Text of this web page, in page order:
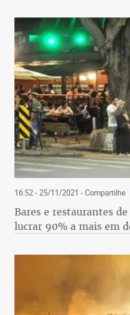
16:52 - 25/11/2021 - Compartilhe
Bares e restaurantes
lucrar 90% a mais em